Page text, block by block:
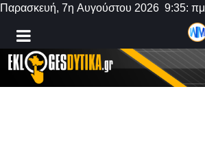
Παρασκευή, 7η Αυγούστου 2026 9:35: πμ